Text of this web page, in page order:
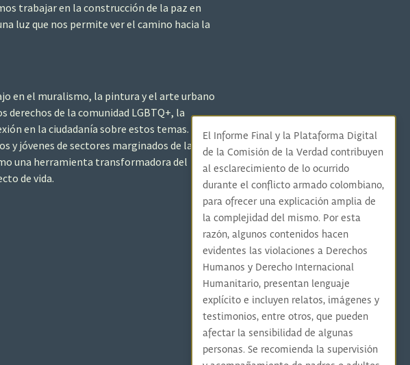
trabajar en la construcción de la paz en
luz que nos permite ver el camino hacia la
en el muralismo, la pintura y el arte urbano
derechos de la comunidad LGBTQ+, la
en la ciudadanía sobre estos temas. Como
y jóvenes de sectores marginados de la
una herramienta transformadora del
de vida.
El Informe Final y la Plataforma Digital
de la Comisión de la Verdad contribuyen
al esclarecimiento de lo ocurrido
durante el conflicto armado colombiano,
para ofrecer una explicación amplia de
la complejidad del mismo. Por esta
razón, algunos contenidos hacen
evidentes las violaciones a Derechos
Humanos y Derecho Internacional
Humanitario, presentan lenguaje
explícito e incluyen relatos, imágenes y
testimonios, entre otros, que pueden
afectar la sensibilidad de algunas
personas. Se recomienda la supervisión